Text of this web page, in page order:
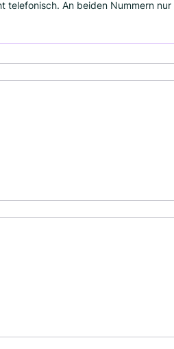
telefonisch. An beiden Nummern nur